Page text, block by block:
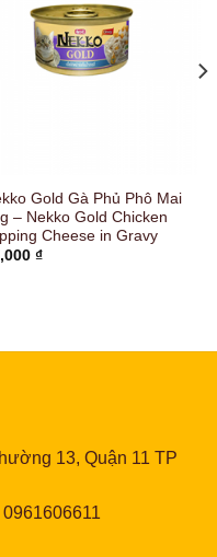
Gold Gà Phủ Phô Mai
– Nekko Gold Chicken
Cheese in Gravy
₫
13, Quận 11 TP